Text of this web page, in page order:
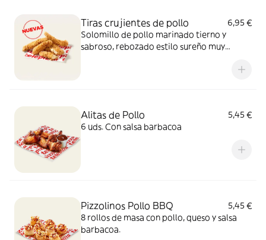
Tiras crujientes de pollo
6,95 €
Solomillo de pollo marinado tierno y
sabroso, rebozado estilo sureño muy
Alitas de Pollo
5,45 €
6 uds. Con salsa barbacoa
Pizzolinos Pollo BBQ
5,45 €
8 rollos de masa con pollo, queso y salsa
barbacoa.